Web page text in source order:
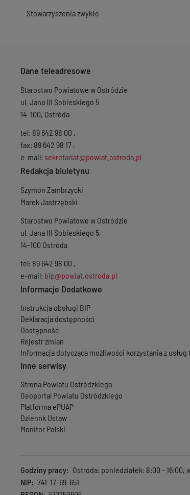
Stowarzyszenia zwykłe
Dane teleadresowe
Starostwo Powiatowe w Ostródzie
ul. Jana III Sobieskiego 5
14-100, Ostróda
tel: 89 642 98 00 ,
fax: 89 642 98 17 ,
e-mail: sekretariat@powiat.ostroda.pl
Redakcja biuletynu
Szymon Zambrzycki
Marek Jastrzębski
Starostwo Powiatowe w Ostródzie
ul. Jana III Sobieskiego 5,
14-100 Ostróda
tel: 89 642 98 00 ,
e-mail: bip@powiat.ostroda.pl
Informacje Dodatkowe
Instrukcja obsługi BIP
Deklaracja dostępności
Dostępność
Rejestr zmian
Informacja dotycząca możliwości korzystania z usług
Inne serwisy
Strona Powiatu Ostródzkiego
Geoportal Powiatu Ostródzkiego
Platforma ePUAP
Dziennk Ustaw
Monitor Polski
Godziny pracy
Ostróda: poniedziałek: 8:00 -
NIP
741-17-69-651